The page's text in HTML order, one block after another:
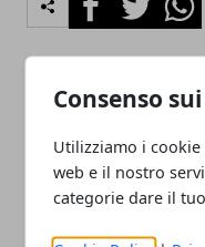
Consenso
Utilizziamo i
web e il nostro
categorie dare il
I modi di dire di
Montalbano: le parole
inventate da Andrea
Camilleri